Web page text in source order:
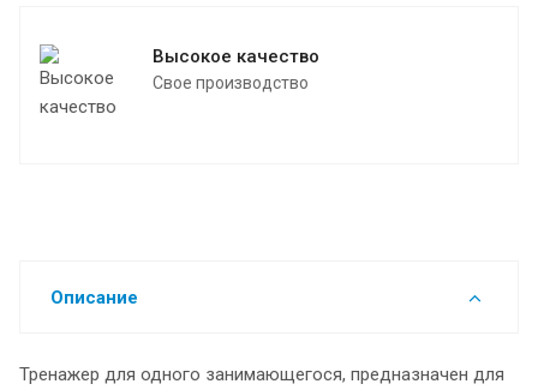
Высокое качество
Свое производство
Описание
Тренажер для одного занимающегося, предназначен для